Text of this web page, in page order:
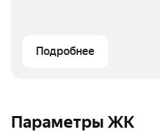
Подробнее
Параметры ЖК